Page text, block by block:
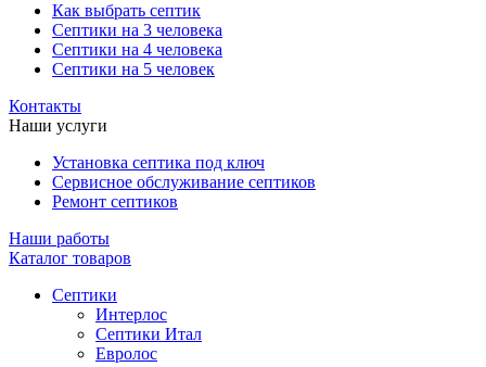
Как выбрать септик
Септики на 3 человека
Септики на 4 человека
Септики на 5 человек
Контакты
Наши услуги
Установка септика под ключ
Сервисное обслуживание септиков
Ремонт септиков
Наши работы
Каталог товаров
Септики
Интерлос
Септики Итал
Евролос